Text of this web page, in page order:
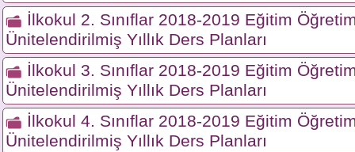
İlkokul 2. Sınıflar 2018-2019 Eğitim
Ünitelendirilmiş Yıllık Ders Planları
İlkokul 3. Sınıflar 2018-2019 Eğitim
Ünitelendirilmiş Yıllık Ders Planları
İlkokul 4. Sınıflar 2018-2019 Eğitim
Ünitelendirilmiş Yıllık Ders Planları